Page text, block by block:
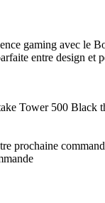
gaming avec le
entre design et
prochaine